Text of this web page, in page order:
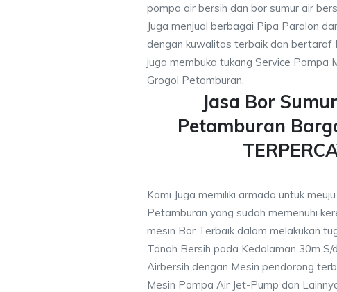
pompa air bersih dan bor sumur air
Juga menjual berbagai Pipa Paralon
dengan kuwalitas terbaik dan bertaraf
juga membuka tukang Service Pompa
Grogol Petamburan.
Jasa Bor
Petamburan
Kami Juga memiliki armada untuk
Petamburan yang sudah memenuhi
mesin Bor Terbaik dalam melakukan
Tanah Bersih pada Kedalaman 30m S/
Airbersih dengan Mesin pendorong
Mesin Pompa Air Jet-Pump dan